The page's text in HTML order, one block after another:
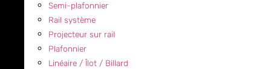
Semi-plafonnier
Rail système
Projecteur sur rail
Plafonnier
Linéaire / Îlot / Billard